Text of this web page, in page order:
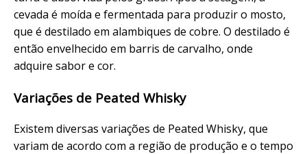
cevada é moída e fermentada para produzir o mosto,
que é destilado em alambiques de cobre. O destilado é
então envelhecido em barris de carvalho, onde
adquire sabor e cor.
Variações de Peated Whisky
Existem diversas variações de Peated Whisky, que
variam de acordo com a região de produção e o tempo